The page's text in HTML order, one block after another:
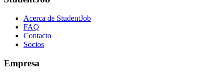
Acerca de StudentJob
FAQ
Contacto
Socios
Empresa